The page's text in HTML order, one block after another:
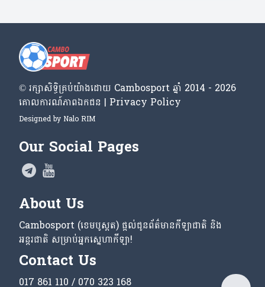
© រក្សា​សិទ្ធិ​គ្រប់​យ៉ាង​ដោយ​ Cambosport ឆ្នាំ 2014 - 2026
គោលការណ៍​ភាព​ឯកជន | Privacy Policy
Designed by Nalo RIM
Our Social Pages
About Us
Cambosport (ខេមបូស្ពត) ផ្តល់ជូនព័ត៌មានកីឡាជាតិ និង
អន្តរជាតិ សម្រាប់អ្នកស្នេហាកីឡា!
Contact Us
017 861 110 / 070 323 168